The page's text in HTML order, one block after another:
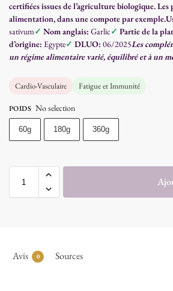
certifiées issues de l’agriculture biologique.
alimentation, dans une compote par exemple.
sativum✓ Nom anglais: Garlic✓ Partie de la
d’origine: Egypte✓ DLUO: 06/2025Les
un régime alimentaire varié, équilibré et à un
Cardio-Vasculaire Fatigue et Immunité
POIDS No selection
60g 180g 360g
Avis 0 Sources